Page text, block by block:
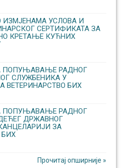
УСЛОВА И
СЕРТИФИКАТА ЗА
КРЕТАЊЕ КУЋНИХ
ПОПУЊАВАЊЕ РАДНОГ
СЛУЖБЕНИКА У
ВЕТЕРИНАРСТВО БИХ
ПОПУЊАВАЊЕ РАДНОГ
ДРЖАВНОГ
ЗА
БИХ
Прочитај опширније »